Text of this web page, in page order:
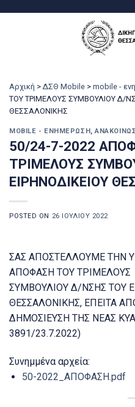
Αρχική > ΔΣΘ Mobile > mobile -
ΤΟΥ ΤΡΙΜΕΛΟΥΣ ΣΥΜΒΟΥΛΙΟΥ Δ/
ΘΕΣΣΑΛΟΝΙΚΗΣ
MOBILE - ΕΝΗΜΈΡΩΣΗ,
50/24-7-2022
ΤΡΙΜΕΛΟΥΣ
ΕΙΡΗΝΟΔΙΚΕΙΟΥ
POSTED ON 26 ΙΟΥΛΊΟΥ 2022
ΣΑΣ ΑΠΟΣΤΕΛΛΟΥΜΕ ΤΗΝ
ΑΠΟΦΑΣΗ ΤΟΥ ΤΡΙΜΕΛΟΥΣ
ΣΥΜΒΟΥΛΙΟΥ Δ/ΝΣΗΣ ΤΟΥ
ΘΕΣΣΑΛΟΝΙΚΗΣ, ΕΠΕΙΤΑ
ΔΗΜΟΣΙΕΥΣΗ ΤΗΣ ΝΕΑΣ
3891/23.7.2022)
Συνημμένα αρχεία:
50-2022_ΑΠΟΦΑΣΗ.pdf